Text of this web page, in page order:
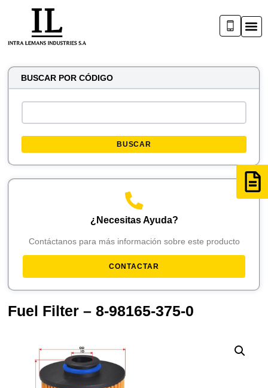
BUSCAR POR CÓDIGO
BUSCAR
¿Necesitas Ayuda?
Contáctanos para más información sobre este producto
CONTACTAR
Fuel Filter – 8-98165-375-0